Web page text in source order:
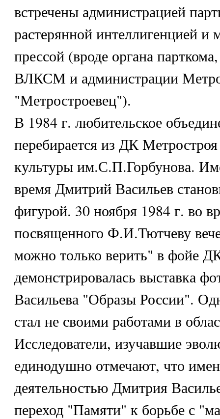
встречены администрацией
растерянной интеллигенцией и
прессой (вроде органа
ВЛКСМ и администрации
"Метростроевец").
В 1984 г. любительское
перебирается из ДК
культуры им.С.П.Горбунова.
время Дмитрий Васильев
фигурой. 30 ноября 1984 г. во
посвященного Ф.И.Тютчеву
можно только верить" в фойе
демонстрировалась выставка
Васильева "Образы России".
стал не своими работами в
Исследователи, изучавшие
единодушно отмечают, что
деятельностью Дмитрия
переход "Памяти" к борьбе с